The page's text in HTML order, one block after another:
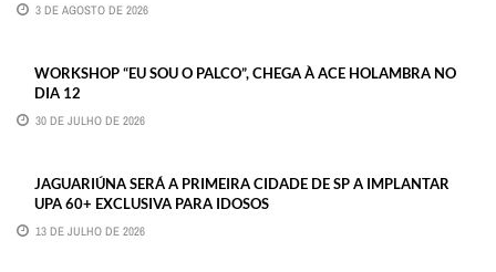
3 DE AGOSTO DE 2026
WORKSHOP “EU SOU O PALCO”, CHEGA À ACE HOLAMBRA NO
DIA 12
30 DE JULHO DE 2026
JAGUARIÚNA SERÁ A PRIMEIRA CIDADE DE SP A IMPLANTAR
UPA 60+ EXCLUSIVA PARA IDOSOS
13 DE JULHO DE 2026